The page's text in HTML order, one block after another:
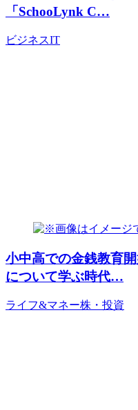
「SchooLynk C…
ビジネスIT
小中高での金銭教育
について学ぶ時代…
ライフ&マネー株・投資